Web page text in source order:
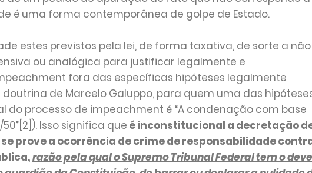
é uma forma contemporânea de golpe de Estado.
estes previstos pela lei, de forma taxativa, de sorte a não
ou analógica para justificar legalmente e
fora das específicas hipóteses legalmente
de Marcelo Galuppo, para quem uma das
do processo de impeachment é “A condenação com base
Isso significa que é inconstitucional a decretação
prove a ocorrência de crime de responsabilidade
razão pela qual o Supremo Tribunal Federal tem o